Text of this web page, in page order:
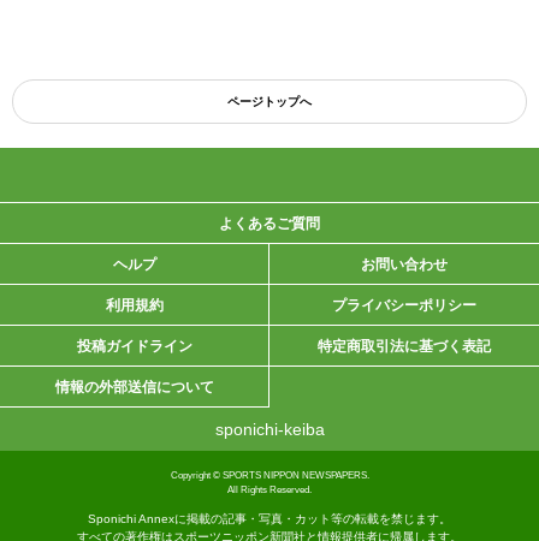
ページトップへ
よくあるご質問
ヘルプ お問い合わせ
利用規約 プライバシーポリシー
投稿ガイドライン 特定商取引法に基づく表記
情報の外部送信について
sponichi-keiba
Copyright © SPORTS NIPPON NEWSPAPERS.
All Rights Reserved.
Sponichi Annexに掲載の記事・写真・カット等の転載を禁じます。
すべての著作権はスポーツニッポン新聞社と情報提供者に帰属します。